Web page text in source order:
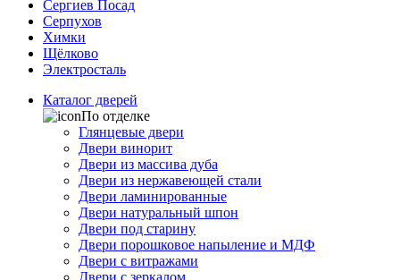
Сергиев Посад
Серпухов
Химки
Щёлково
Электросталь
Каталог дверей
По отделке
Глянцевые двери
Двери винорит
Двери из массива дуба
Двери из нержавеющей стали
Двери ламинированные
Двери натуральный шпон
Двери под старину
Двери порошковое напыление и МДФ
Двери с витражами
Двери с зеркалом